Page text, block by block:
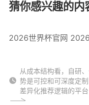
猜你感兴趣的内
2026世界杯官网
从成本结构看，自研
势是可控和可深度定
差异化推荐逻辑的平